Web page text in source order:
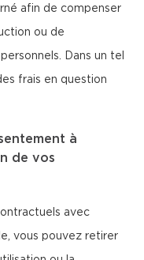
afin de compenser
ou de
Dans un tel
frais en question
à
de vos
avec
vous pouvez retirer